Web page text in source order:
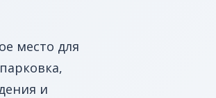
место для
и